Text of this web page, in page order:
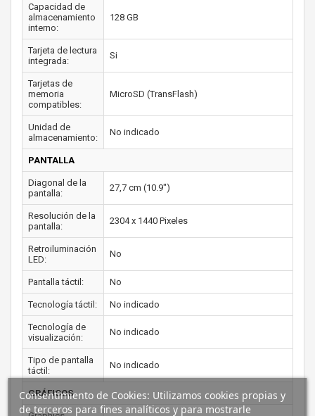
Capacidad de
almacenamiento
interno:
128 GB
Tarjeta de lectura
integrada:
Si
Tarjetas de
memoria
compatibles:
MicroSD (TransFlash)
Unidad de
almacenamiento:
No indicado
PANTALLA
Diagonal de la
pantalla:
27,7 cm (10.9")
Resolución de la
pantalla:
2304 x 1440 Pixeles
Retroiluminación
LED:
No
Pantalla táctil: No
Tecnología táctil: No indicado
Tecnología de
visualización:
No indicado
Tipo de pantalla
táctil:
No indicado
GRÁFICOS
Consentimiento de Cookies: Utilizamos cookies propias y
de terceros para fines analíticos y para mostrarle